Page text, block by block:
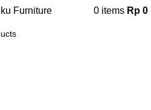
0 items Rp 0